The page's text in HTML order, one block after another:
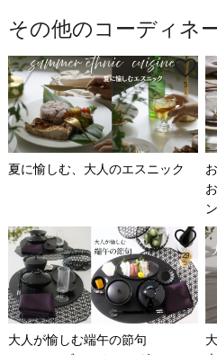
その他のコーディネ
5
夏に愉しむ、大人のエスニック
29
大人が愉しむ端午の節句